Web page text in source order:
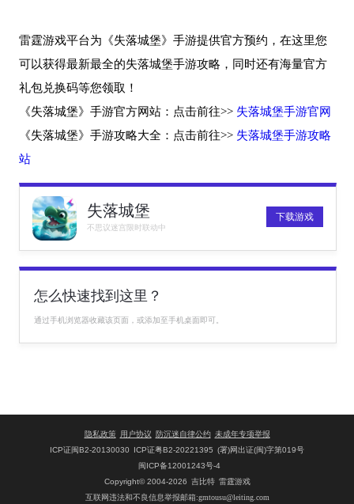
雷霆游戏平台为《失落城堡》手游提供官方预约，在这里您
可以获得最新最全的失落城堡手游攻略，同时还有海量官方
礼包兑换码等您领取！
《失落城堡》手游官方网站：点击前往>> 失落城堡手游官网
《失落城堡》手游攻略大全：点击前往>> 失落城堡手游攻略
站
失落城堡
不思议迷宫限时联动中
下载游戏
怎么快速找到这里？
通过手机浏览器收藏该页面，或添加至手机桌面即可。
隐私政策 用户协议 防沉迷自律公约 未成年专项举报
ICP证闽B2-20130030 ICP证粤B2-20221395 (署)网出证(闽)字第019号
闽ICP备12001243号-4
Copyright© 2004-2026 吉比特 雷霆游戏
互联网违法和不良信息举报邮箱:gmtousu@leiting.com